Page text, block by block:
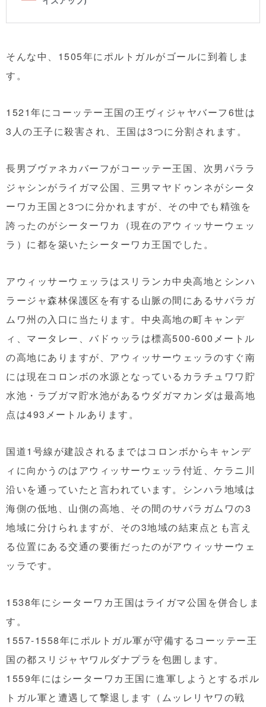
そんな中、1505年にポルトガルがゴールに到着しま
す。
1521年にコーッテー王国の王ヴィジャヤバーフ6世は
3人の王子に殺害され、王国は3つに分割されます。
長男ブヴァネカバーフがコーッテー王国、次男パララ
ジャシンがライガマ公国、三男マヤドゥンネがシータ
ーワカ王国と3つに分かれますが、その中でも精強を
誇ったのがシーターワカ（現在のアウィッサーウェッ
ラ）に都を築いたシーターワカ王国でした。
アウィッサーウェッラはスリランカ中央高地とシンハ
ラージャ森林保護区を有する山脈の間にあるサバラガ
ムワ州の入口に当たります。中央高地の町キャンデ
ィ、マータレー、バドゥッラは標高500-600メートル
の高地にありますが、アウィッサーウェッラのすぐ南
には現在コロンボの水源となっているカラチュワワ貯
水池・ラブガマ貯水池があるウダガマカンダは最高地
点は493メートルあります。
国道1号線が建設されるまではコロンボからキャンデ
ィに向かうのはアウィッサーウェッラ付近、ケラニ川
沿いを通っていたと言われています。シンハラ地域は
海側の低地、山側の高地、その間のサバラガムワの3
地域に分けられますが、その3地域の結束点とも言え
る位置にある交通の要衝だったのがアウィッサーウェ
ッラです。
1538年にシーターワカ王国はライガマ公国を併合しま
す。
1557-1558年にポルトガル軍が守備するコーッテー王
国の都スリジャヤワルダナプラを包囲します。
1559年にはシーターワカ王国に進軍しようとするポル
トガル軍と遭遇して撃退します（ムッレリヤワの戦